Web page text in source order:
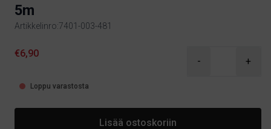
5m
Artikkelinro:7401-003-481
Product information
€6,90
- +
Loppu varastosta
Lisää ostoskoriin